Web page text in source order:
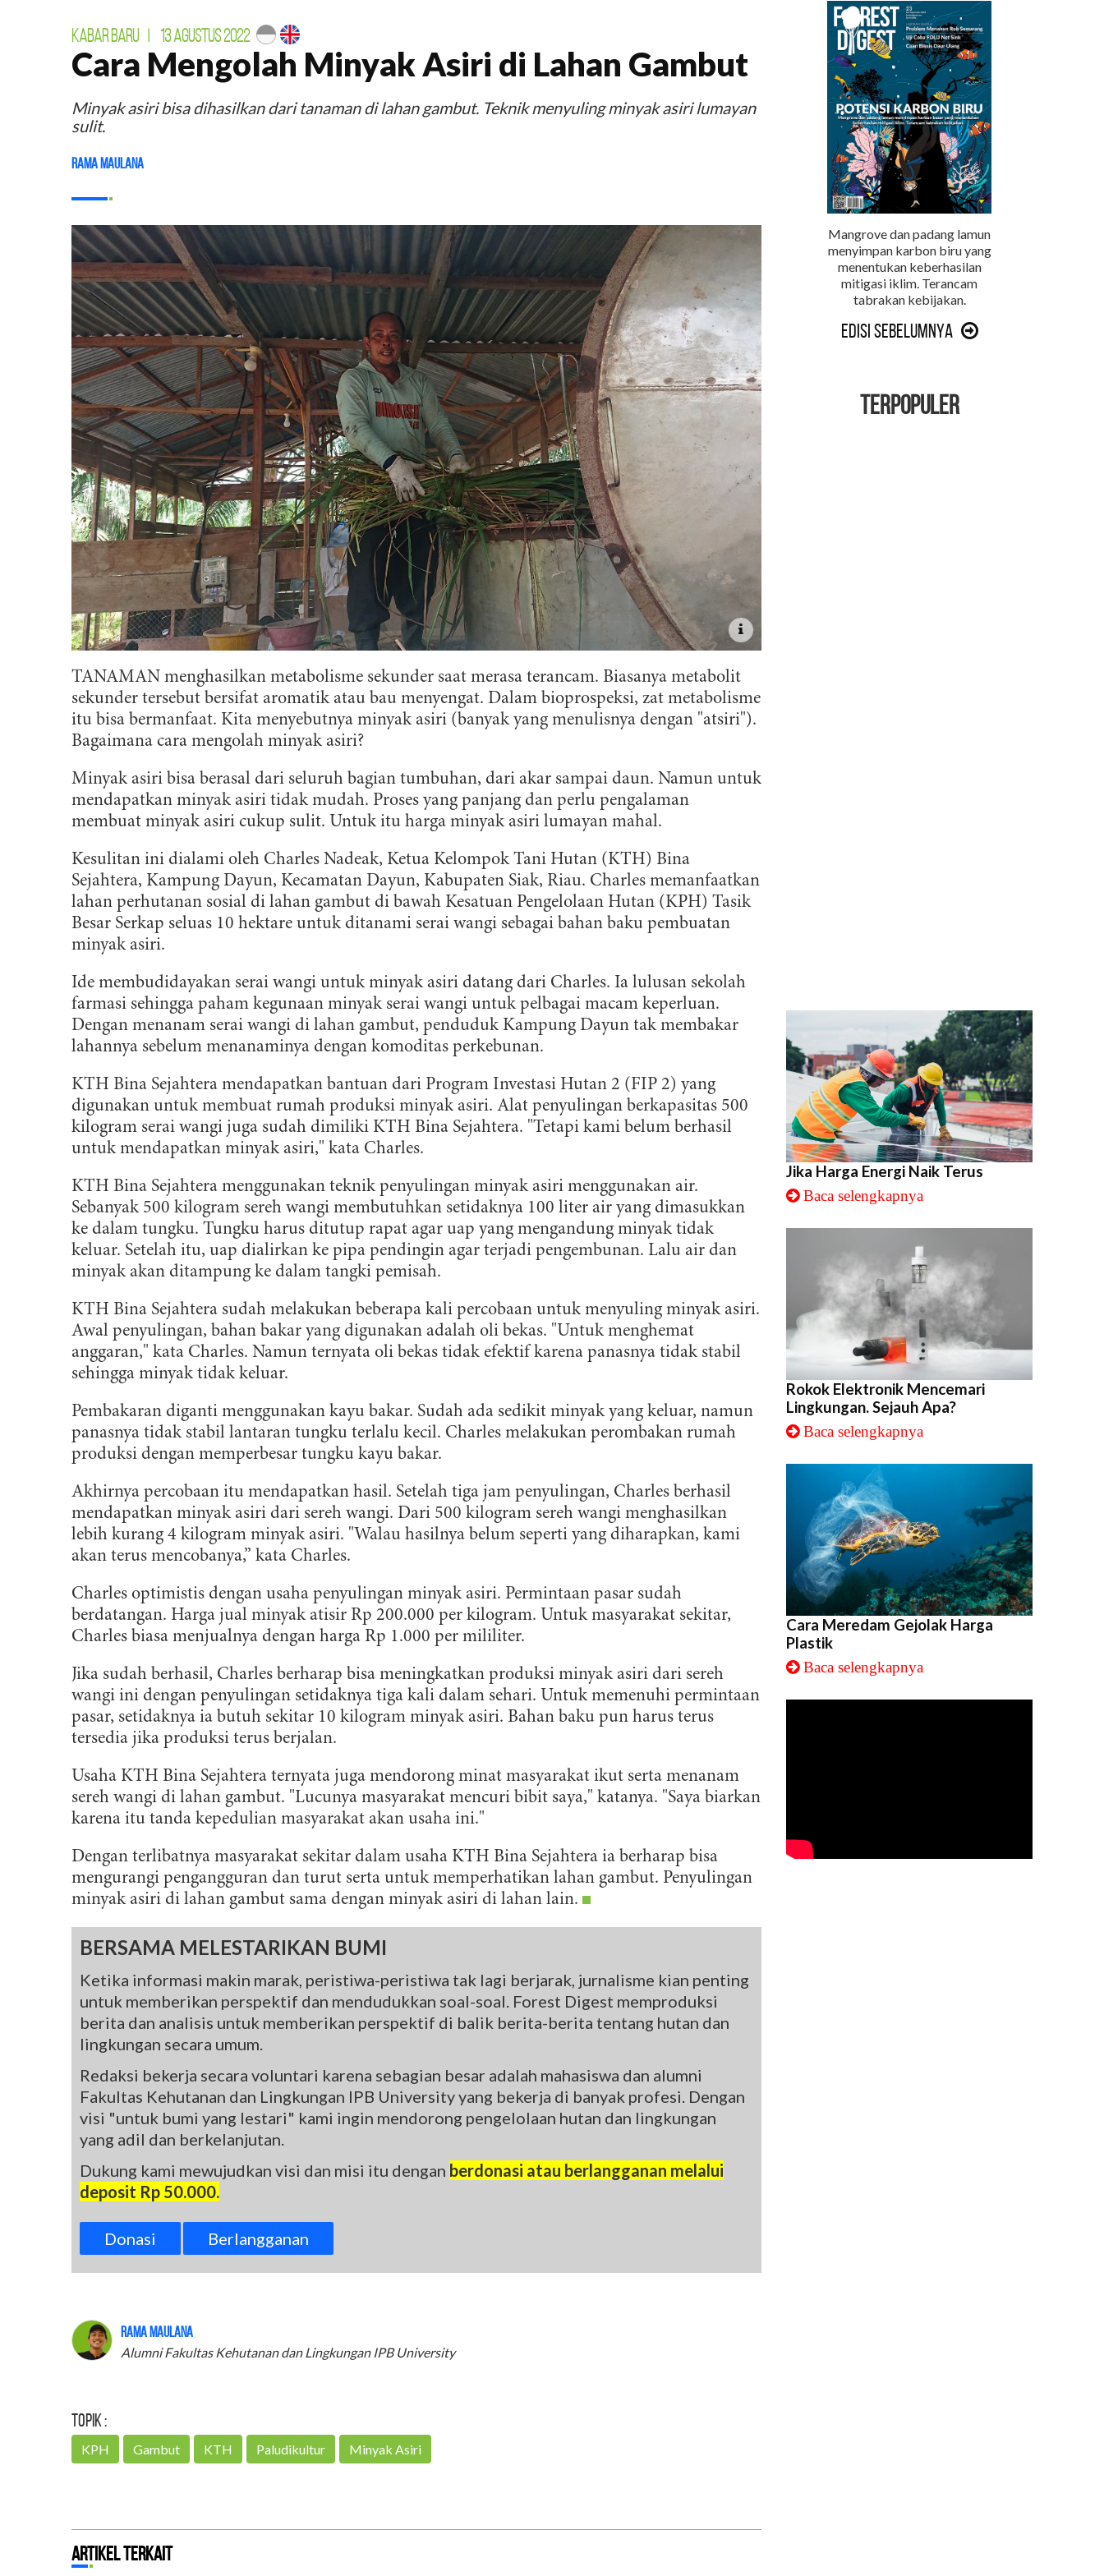
KABAR BARU 13 AGUSTUS 2022
Cara Mengolah Minyak Asiri di Lahan Gambut
Minyak asiri bisa dihasilkan dari tanaman di lahan gambut. Teknik menyuling minyak asiri lumayan
sulit.
Rama Maulana
TANAMAN menghasilkan metabolisme sekunder saat merasa terancam. Biasanya metabolit
sekunder tersebut bersifat aromatik atau bau menyengat. Dalam bioprospeksi, zat metabolisme
itu bisa bermanfaat. Kita menyebutnya minyak asiri (banyak yang menulisnya dengan "atsiri").
Bagaimana cara mengolah minyak asiri?
Minyak asiri bisa berasal dari seluruh bagian tumbuhan, dari akar sampai daun. Namun untuk
mendapatkan minyak asiri tidak mudah. Proses yang panjang dan perlu pengalaman
membuat minyak asiri cukup sulit. Untuk itu harga minyak asiri lumayan mahal.
Kesulitan ini dialami oleh Charles Nadeak, Ketua Kelompok Tani Hutan (KTH) Bina
Sejahtera, Kampung Dayun, Kecamatan Dayun, Kabupaten Siak, Riau. Charles memanfaatkan
lahan perhutanan sosial di lahan gambut di bawah Kesatuan Pengelolaan Hutan (KPH) Tasik
Besar Serkap seluas 10 hektare untuk ditanami serai wangi sebagai bahan baku pembuatan
minyak asiri.
Ide membudidayakan serai wangi untuk minyak asiri datang dari Charles. Ia lulusan sekolah
farmasi sehingga paham kegunaan minyak serai wangi untuk pelbagai macam keperluan.
Dengan menanam serai wangi di lahan gambut, penduduk Kampung Dayun tak membakar
lahannya sebelum menanaminya dengan komoditas perkebunan.
KTH Bina Sejahtera mendapatkan bantuan dari Program Investasi Hutan 2 (FIP 2) yang
digunakan untuk membuat rumah produksi minyak asiri. Alat penyulingan berkapasitas 500
kilogram serai wangi juga sudah dimiliki KTH Bina Sejahtera. "Tetapi kami belum berhasil
untuk mendapatkan minyak asiri," kata Charles.
KTH Bina Sejahtera menggunakan teknik penyulingan minyak asiri menggunakan air.
Sebanyak 500 kilogram sereh wangi membutuhkan setidaknya 100 liter air yang dimasukkan
ke dalam tungku. Tungku harus ditutup rapat agar uap yang mengandung minyak tidak
keluar. Setelah itu, uap dialirkan ke pipa pendingin agar terjadi pengembunan. Lalu air dan
minyak akan ditampung ke dalam tangki pemisah.
KTH Bina Sejahtera sudah melakukan beberapa kali percobaan untuk menyuling minyak asiri.
Awal penyulingan, bahan bakar yang digunakan adalah oli bekas. "Untuk menghemat
anggaran," kata Charles. Namun ternyata oli bekas tidak efektif karena panasnya tidak stabil
sehingga minyak tidak keluar.
Pembakaran diganti menggunakan kayu bakar. Sudah ada sedikit minyak yang keluar, namun
panasnya tidak stabil lantaran tungku terlalu kecil. Charles melakukan perombakan rumah
produksi dengan memperbesar tungku kayu bakar.
Akhirnya percobaan itu mendapatkan hasil. Setelah tiga jam penyulingan, Charles berhasil
mendapatkan minyak asiri dari sereh wangi. Dari 500 kilogram sereh wangi menghasilkan
lebih kurang 4 kilogram minyak asiri. "Walau hasilnya belum seperti yang diharapkan, kami
akan terus mencobanya,” kata Charles.
Charles optimistis dengan usaha penyulingan minyak asiri. Permintaan pasar sudah
berdatangan. Harga jual minyak atisir Rp 200.000 per kilogram. Untuk masyarakat sekitar,
Charles biasa menjualnya dengan harga Rp 1.000 per mililiter.
Jika sudah berhasil, Charles berharap bisa meningkatkan produksi minyak asiri dari sereh
wangi ini dengan penyulingan setidaknya tiga kali dalam sehari. Untuk memenuhi permintaan
pasar, setidaknya ia butuh sekitar 10 kilogram minyak asiri. Bahan baku pun harus terus
tersedia jika produksi terus berjalan.
Usaha KTH Bina Sejahtera ternyata juga mendorong minat masyarakat ikut serta menanam
sereh wangi di lahan gambut. "Lucunya masyarakat mencuri bibit saya," katanya. "Saya biarkan
karena itu tanda kepedulian masyarakat akan usaha ini."
Dengan terlibatnya masyarakat sekitar dalam usaha KTH Bina Sejahtera ia berharap bisa
mengurangi pengangguran dan turut serta untuk memperhatikan lahan gambut. Penyulingan
minyak asiri di lahan gambut sama dengan minyak asiri di lahan lain.
BERSAMA MELESTARIKAN BUMI
Ketika informasi makin marak, peristiwa-peristiwa tak lagi berjarak, jurnalisme kian penting
untuk memberikan perspektif dan mendudukkan soal-soal. Forest Digest memproduksi
berita dan analisis untuk memberikan perspektif di balik berita-berita tentang hutan dan
lingkungan secara umum.
Redaksi bekerja secara voluntari karena sebagian besar adalah mahasiswa dan alumni
Fakultas Kehutanan dan Lingkungan IPB University yang bekerja di banyak profesi. Dengan
visi "untuk bumi yang lestari" kami ingin mendorong pengelolaan hutan dan lingkungan
yang adil dan berkelanjutan.
Dukung kami mewujudkan visi dan misi itu dengan berdonasi atau berlangganan melalui
deposit Rp 50.000.
Donasi Berlangganan
Rama Maulana
Alumni Fakultas Kehutanan dan Lingkungan IPB University
Topik :
KPH Gambut KTH Paludikultur Minyak Asiri
Artikel Terkait
Mangrove dan padang lamun
menyimpan karbon biru yang
menentukan keberhasilan
mitigasi iklim. Terancam
tabrakan kebijakan.
Edisi Sebelumnya
TERPOPULER
Jika Harga Energi Naik Terus
Baca selengkapnya
Rokok Elektronik Mencemari
Lingkungan. Sejauh Apa?
Baca selengkapnya
Cara Meredam Gejolak Harga
Plastik
Baca selengkapnya